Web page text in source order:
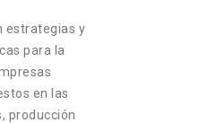
estrategias y
para la
en las
producción